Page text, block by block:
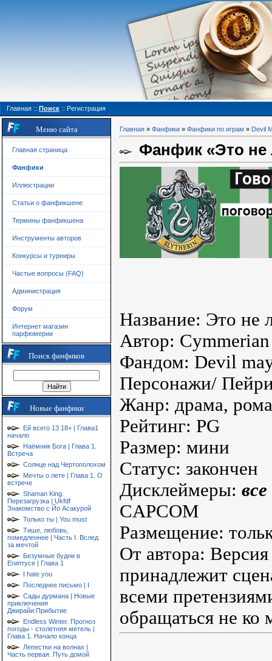
Главная :: Поиск :: Регистрация
Меню сайта
Главная страница
Фанфики
Иллюстрации
Статьи о фанфикшене
Термины фанфикшена
Инструменты авторов
Конкурсы и турниры
Частые вопросы (FAQ)
Администрация
Форум
Интернет магазин
парфюмерии
Поиск фанфиков
Новые фанфики
Ей всего 13 18+ | Глава1
начало
Наёмник Бога | Глава 1.
Встреча
Солнце над Чертополохом
Мечты о лете | Глава 1. О
встрече
Shaman King.
Перезагрузка | Ukfdf
Знакомство с Йо Асакурой
Только ты | You must
Тише, любовь,
помедленнее | Часть I. Вслед
за мечтой
Безумные будни в
Египтусе | Глава 1
I hate you
Последнее письмо | I
Сады дурмана | Новые
приключения
Джирайи:Прибытие
Endless Winter. Прогноз
погоды - столетняя метель |
Глава 1. Начало конца
Лепестки на волнах |
Часть первая. Путь домой
Главная » Фанфики » Фанфики по играм » Devil
Фанфик «Это
Название: Это не
Автор:
Фандом: Devil
Персонажи/
Жанр: драма,
Рейтинг: PG
Размер: мини
Статус: закончен
Дисклеймеры: все
CAPCOM
Размещение:
От автора:
принадлежит
всеми
обращаться не